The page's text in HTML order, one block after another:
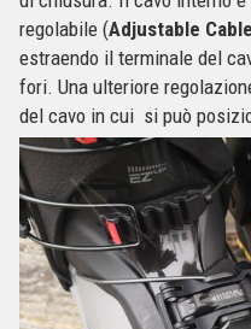
regolabile (Adjustable Cable
estraendo il terminale del
fori. Una ulteriore
del cavo in cui si può